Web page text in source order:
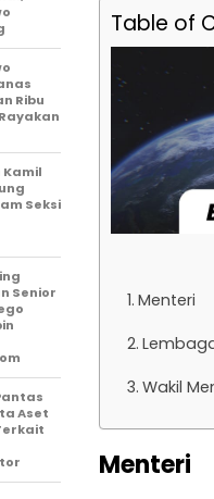
Table of
Menteri
Wakil
Menteri
Ribu
Kamil
Seksi
Senior
Aset